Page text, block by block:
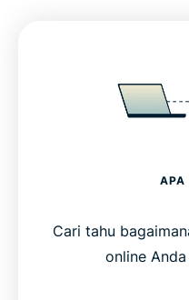
APA
Cari tahu
online